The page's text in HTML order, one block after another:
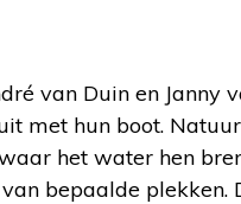
van Duin en Janny
met hun boot.
het water hen
bepaalde